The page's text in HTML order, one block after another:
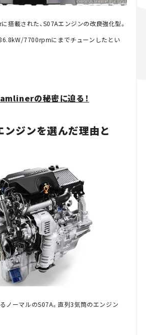
搭載された、S07Aエンジンの改良強化型。
7700rpmにまでチューンしたとい
の秘密に迫る！
ジンを選んだ理由と
ノーマルのS07A。直列3気筒のエンジン